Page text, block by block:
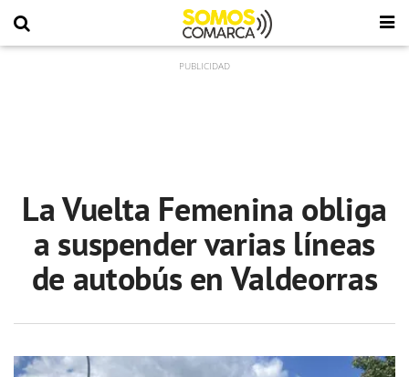
La Vuelta Femenina obliga
a suspender varias líneas
de autobús en Valdeorras